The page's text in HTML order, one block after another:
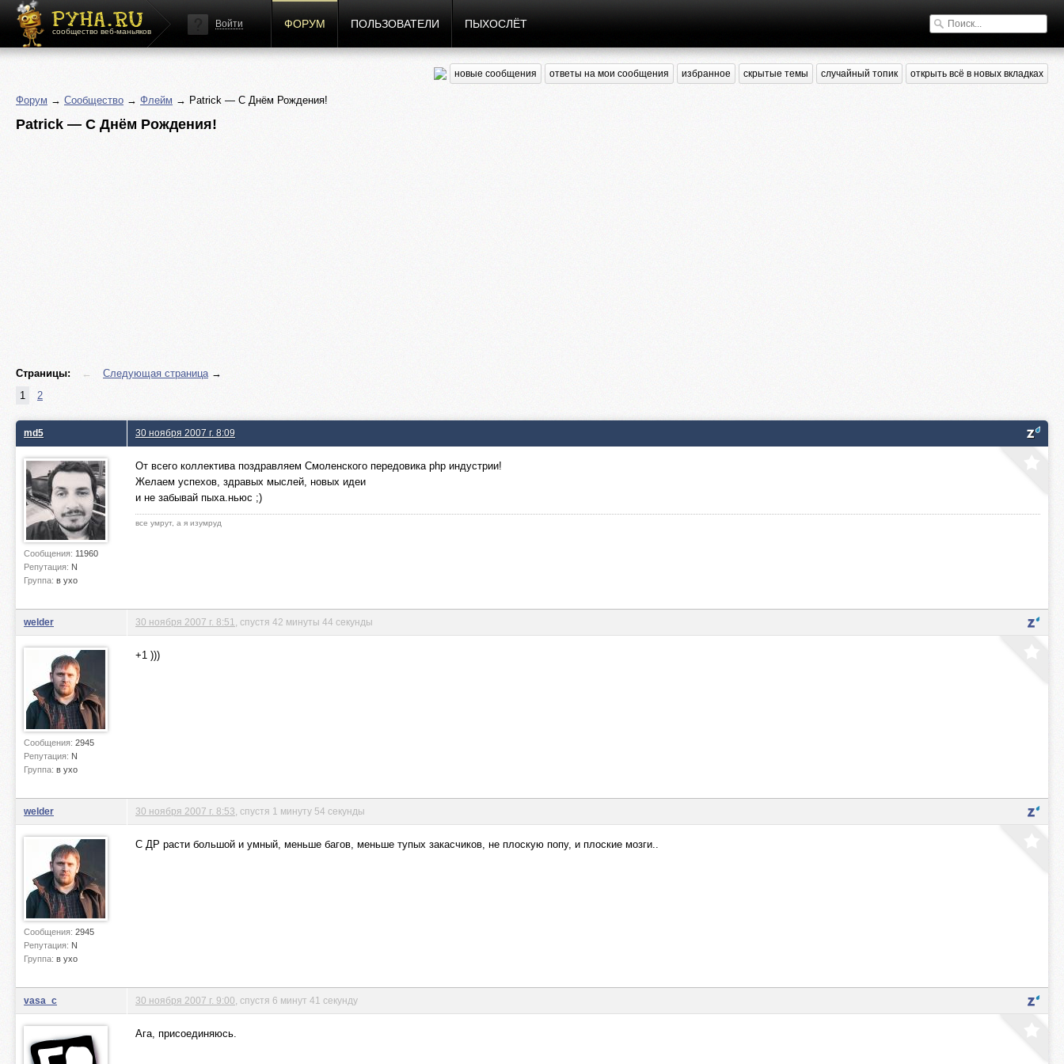
сообщество веб-маньяков
Войти ФОРУМ ПОЛЬЗОВАТЕЛИ ПЫХОСЛЁТ
новые сообщения ответы на мои сообщения избранное скрытые темы случайный топик открыть всё в новых вкладках
Форум → Сообщество → Флейм → Patrick — С Днём Рождения!
Patrick — С Днём Рождения!
Страницы: ← Следующая страница→
1
2
md5
Сообщения: 11960
Репутация: N
Группа: в ухо
30 ноября 2007 г. 8:09
От всего коллектива поздравляем Смоленского передовика php индустрии!
Желаем успехов, здравых мыслей, новых идеи
и не забывай пыха.ньюс ;)
все умрут, а я изумруд
welder
Сообщения: 2945
Репутация: N
Группа: в ухо
30 ноября 2007 г. 8:51 , спустя 42 минуты 44 секунды
+1 )))
welder
Сообщения: 2945
Репутация: N
Группа: в ухо
30 ноября 2007 г. 8:53 , спустя 1 минуту 54 секунды
С ДР расти большой и умный, меньше багов, меньше тупых закасчиков, не плоскую попу, и плоские мозги..
vasa_c 30 ноября 2007 г. 9:00 , спустя 6 минут 41 секунду
Ага, присоединяюсь.